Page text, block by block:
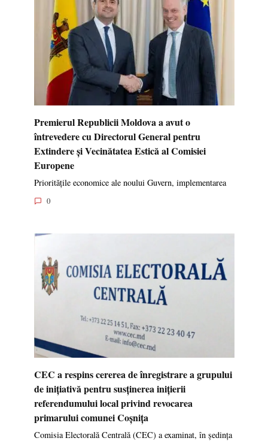
Premierul Republicii Moldova a avut o
întrevedere cu Directorul General pentru
Extindere și Vecinătatea Estică al Comisiei
Europene
Prioritățile economice ale noului Guvern, implementarea
0
CEC a respins cererea de înregistrare a grupului
de inițiativă pentru susținerea inițierii
referendumului local privind revocarea
primarului comunei Coșnița
Comisia Electorală Centrală (CEC) a examinat, în ședința